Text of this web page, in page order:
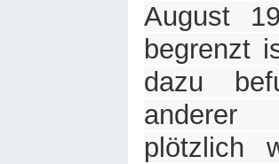
August
begrenzt
dazu
anderer
plötzlich